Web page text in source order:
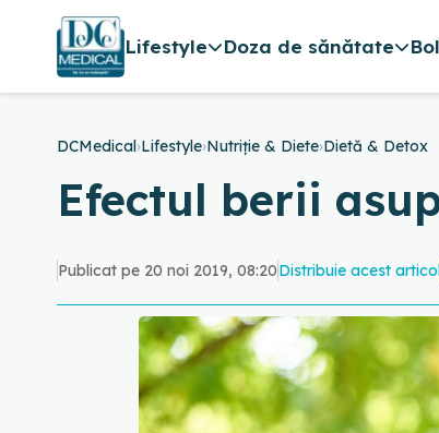
Lifestyle Doza de sănătate
DCMedical›Lifestyle›Nutriție & Diete›Dietă & Detox
Efectul berii
Publicat pe 20 noi 2019, 08:20Distribuie acest